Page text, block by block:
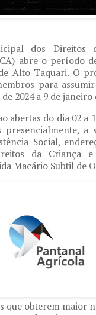
dos Direitos
abre o período
Alto Taquari. O
para
2024 a 9 de janeiro
abertas do dia 02 a
a
Social,
da Criança e
Macário Subtil de
que obterem maior